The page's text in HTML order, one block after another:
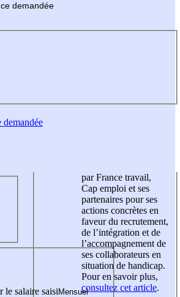
demandée
le salaire saisi
par France travail,
Cap emploi et ses
partenaires pour ses
actions concrètes en
faveur du recrutement,
de l’intégration et de
l’accompagnement de
ses collaborateurs en
situation de handicap.
Pour en savoir plus,
consultez cet article.